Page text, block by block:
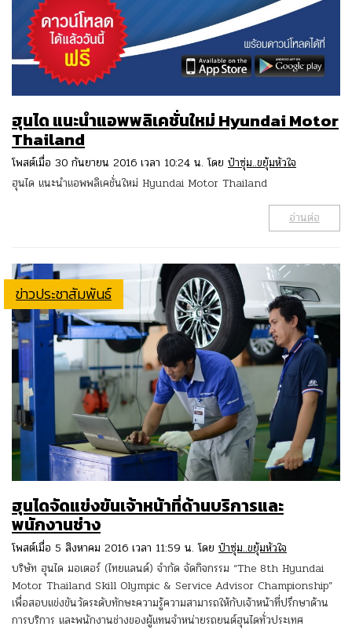
ฮุนได แนะนำแอพพลิเคชั่นใหม่ Hyundai Motor
Thailand
โพสต์เมื่อ 30 กันยายน 2016 เวลา 10:24 น. โดย ป๋าซุ่ม..ขยุ้มหัวใจ
ฮุนได แนะนำแอพพลิเคชั่นใหม่ Hyundai Motor Thailand
อ่านต่อ
ข่าวประชาสัมพันธ์
ฮุนไดจัดแข่งขันเจ้าหน้าที่ด้านบริการและ
พนักงานช่าง
โพสต์เมื่อ 5 สิงหาคม 2016 เวลา 11:59 น. โดย ป๋าซุ่ม..ขยุ้มหัวใจ
บริษัท ฮุนได มอเตอร์ (ไทยแลนด์) จำกัด จัดกิจกรรม “The 8th Hyundai
Motor Thailand Skill Olympic & Service Advisor Championship”
เพื่อสอบแข่งขันวัดระดับทักษะความรู้ความสามารถให้กับเจ้าหน้าที่ปรึกษาด้าน
การบริการ และพนักงานช่างของผู้แทนจำหน่ายรถยนต์ฮุนไดทั่วประเทศ